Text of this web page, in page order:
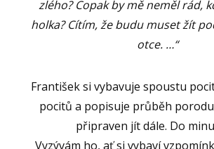
zlého? Copak by mě neměl rád,
holka? Cítím, že budu muset žít
otce. …“
František si vybavuje spoustu
pocitů a popisuje průběh
připraven jít dále. Do
Vyzývám ho, ať si vybaví